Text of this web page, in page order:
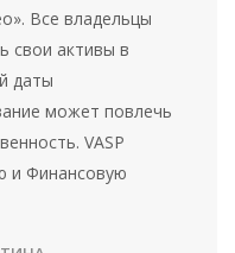
Все владельцы
свои активы в
даты
может повлечь
VASP
и Финансовую